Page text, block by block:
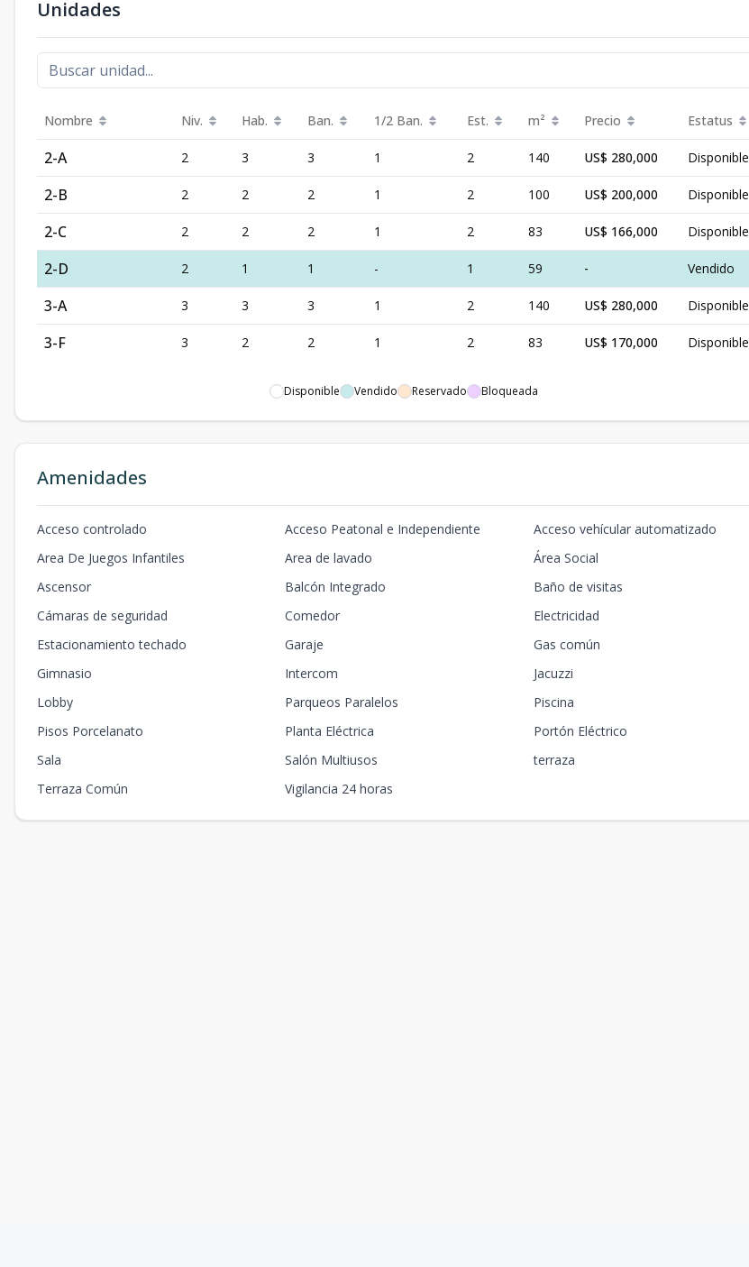
Unidades
Nombre Niv. Hab. Ban. 1/2 Ban. Est. m² Precio Estatus
2-A 2 3 3 1 2 140 US$ 280,000 Disponible
2-B 2 2 2 1 2 100 US$ 200,000 Disponible
2-C 2 2 2 1 2 83 US$ 166,000 Disponible
2-D 2 1 1 - 1 59 - Vendido
3-A 3 3 3 1 2 140 US$ 280,000 Disponible
3-F 3 2 2 1 2 83 US$ 170,000 Disponible
Disponible Vendido Reservado Bloqueada
Amenidades
Acceso controlado Acceso Peatonal e Independiente
Acceso vehícular automatizado
Area De Juegos Infantiles
Area de lavado
Área Social
Ascensor
Balcón Integrado
Baño de visitas
Cámaras de seguridad
Comedor
Electricidad
Estacionamiento techado
Garaje
Gas común
Gimnasio
Intercom
Jacuzzi
Lobby
Parqueos Paralelos
Piscina
Pisos Porcelanato
Planta Eléctrica
Portón Eléctrico
Sala
Salón Multiusos
terraza
Terraza Común
Vigilancia 24 horas